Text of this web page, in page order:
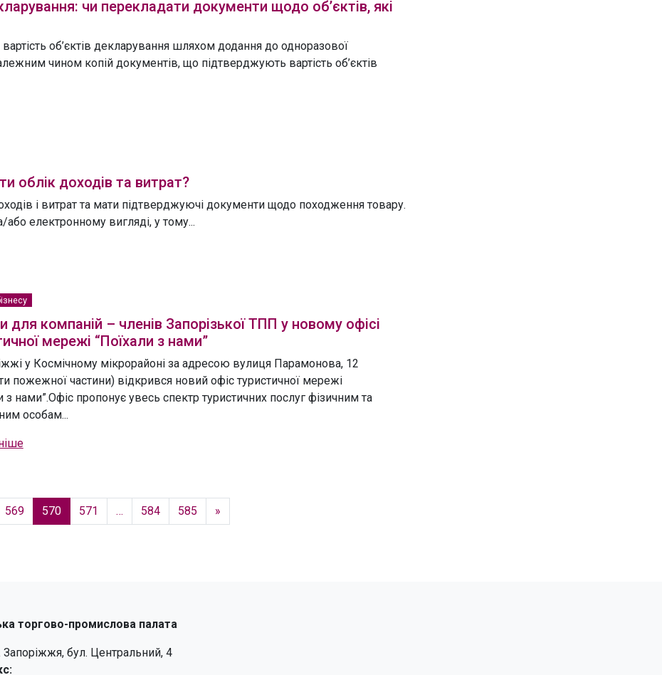
чи перекладати документи щодо об’єктів, які
об’єктів декларування шляхом додання до одноразової
чином копій документів, що підтверджують вартість об’єктів
облік доходів та витрат?
і витрат та мати підтверджуючі документи щодо походження товару.
електронному вигляді, у тому...
для компаній – членів Запорізької ТПП у новому офісі
мережі “Поїхали з нами”
у Космічному мікрорайоні за адресою вулиця Парамонова, 12
пожежної частини) відкрився новий офіс туристичної мережі
з нами”.Офіс пропонує увесь спектр туристичних послуг фізичним та
особам...
569 570 571 … 584 585 »
торгово-промислова палата
бул. Центральний, 4